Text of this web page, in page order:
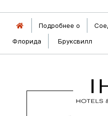
Подробнее о
Флорида
Бруксвилл